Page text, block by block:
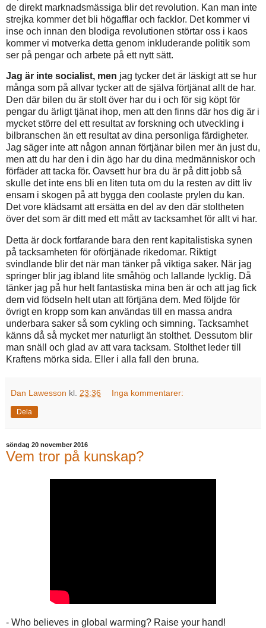
de direkt marknadsmässiga blir det revolution. Kan man inte
strejka kommer det bli högafflar och facklor. Det kommer vi
inse och innan den blodiga revolutionen störtar oss i kaos
kommer vi motverka detta genom inkluderande politik som
ser på pengar och arbete på ett nytt sätt.
Jag är inte socialist, men jag tycker det är läskigt att se hur
många som på allvar tycker att de själva förtjänat allt de har.
Den där bilen du är stolt över har du i och för sig köpt för
pengar du ärligt tjänat ihop, men att den finns där hos dig är i
mycket större del ett resultat av forskning och utveckling i
bilbranschen än ett resultat av dina personliga färdigheter.
Jag säger inte att någon annan förtjänar bilen mer än just du,
men att du har den i din ägo har du dina medmänniskor och
förfäder att tacka för. Oavsett hur bra du är på ditt jobb så
skulle det inte ens bli en liten tuta om du la resten av ditt liv
ensam i skogen på att bygga den coolaste prylen du kan.
Det vore klädsamt att ersätta en del av den där stoltheten
över det som är ditt med ett mått av tacksamhet för allt vi har.
Detta är dock fortfarande bara den rent kapitalistiska synen
på tacksamheten för oförtjänade rikedomar. Riktigt
svindlande blir det när man tänker på viktiga saker. När jag
springer blir jag ibland lite småhög och lallande lycklig. Då
tänker jag på hur helt fantastiska mina ben är och att jag fick
dem vid födseln helt utan att förtjäna dem. Med följde för
övrigt en kropp som kan användas till en massa andra
underbara saker så som cykling och simning. Tacksamhet
känns då så mycket mer naturligt än stolthet. Dessutom blir
man snäll och glad av att vara tacksam. Stolthet leder till
Kraftens mörka sida. Eller i alla fall den bruna.
Dan Lawesson kl. 23:36 Inga kommentarer:
Dela
söndag 20 november 2016
Vem tror på kunskap?
- Who believes in global warming? Raise your hand!